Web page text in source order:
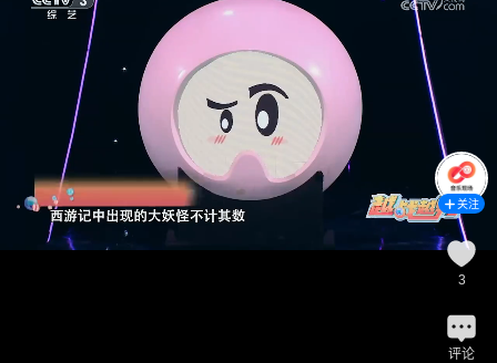
关注
3
评论